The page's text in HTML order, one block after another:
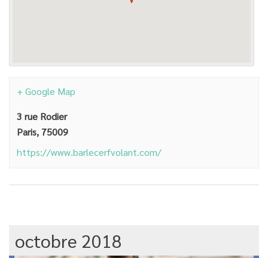
+ Google Map
3 rue Rodier
Paris, 75009
https://www.barlecerfvolant.com/
octobre 2018